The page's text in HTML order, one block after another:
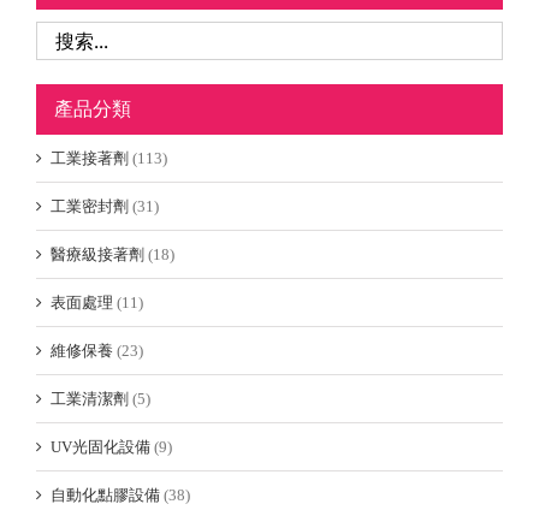
產品分類
工業接著劑 (113)
工業密封劑 (31)
醫療級接著劑 (18)
表面處理 (11)
維修保養 (23)
工業清潔劑 (5)
UV光固化設備 (9)
自動化點膠設備 (38)